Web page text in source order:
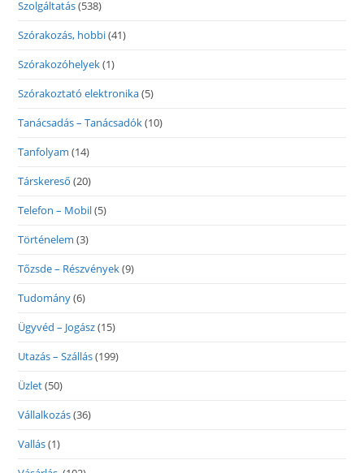
Szolgáltatás(538)
Szórakozás, hobbi(41)
Szórakozóhelyek(1)
Szórakoztató elektronika(5)
Tanácsadás – Tanácsadók(10)
Tanfolyam (14)
Társkereső (20)
Telefon – Mobil(5)
Történelem (3)
Tőzsde – Részvények(9)
Tudomány(6)
Ügyvéd – Jogász(15)
Utazás – Szállás(199)
Üzlet(50)
Vállalkozás(36)
Vallás(1)